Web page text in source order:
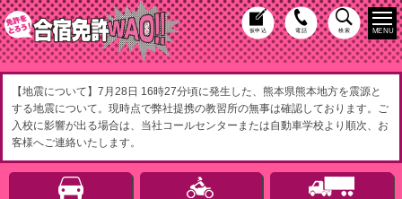
仮申込 電話 検索
【地震について】7月28日 16時27分頃に発生した、熊本県熊本地方を震源と
する地震について。現時点で弊社提携の教習所の無事は確認しております。ご
入校に影響が出る場合は、当社コールセンターまたは自動車学校より順次、お
客様へご連絡いたします。
MENU